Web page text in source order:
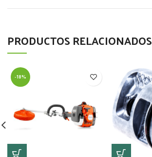
PRODUCTOS RELACIONADOS
-18%